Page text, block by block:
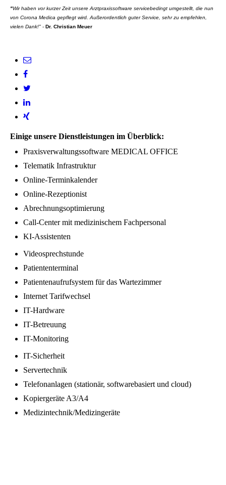
"Wir haben vor kurzer Zeit unsere Arztpraxissoftware servicebedingt umgestellt, die nun
von Corona Medica gepflegt wird. Außerordentlich guter Service, sehr zu empfehlen,
vielen Dank!" - Dr. Christian Meuer
Einige unsere Dienstleistungen im Überblick:
Praxisverwaltungssoftware MEDICAL OFFICE
Telematik Infrastruktur
Online-Terminkalender
Online-Rezeptionist
Abrechnungsoptimierung
Call-Center mit medizinischem Fachpersonal
KI-Assistenten
Videosprechstunde
Patiententerminal
Patientenaufrufsystem für das Wartezimmer
Internet Tarifwechsel
IT-Hardware
IT-Betreuung
IT-Monitoring
IT-Sicherheit
Servertechnik
Telefonanlagen (stationär, softwarebasiert und cloud)
Kopiergeräte A3/A4
Medizintechnik/Medizingeräte